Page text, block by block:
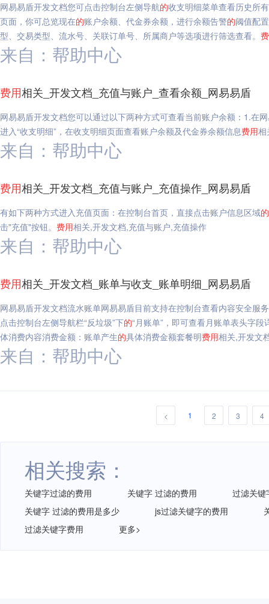
网易易盾开发文档您可点击控制台左侧导航的收支明细菜单查看历史所
页面，你可总览现在的账户余额、代金券余额，进行余额告警的阈值配
型、交易类型、流水号、关联订单号、所属商户等选项进行筛选查看。
来自：帮助中心
费用相关_开发文档_充值与账户_查看余额_网易易盾
网易易盾开发文档您可以通过以下两种方式可查看当前账户余额：1.在
进入“收支明细”，在收支明细页面查看账户余额及代金券余额信息费用相
来自：帮助中心
费用相关_开发文档_充值与账户_充值操作_网易易盾
有如下两种方式进入充值页面：在控制台首页，直接点击账户信息区域的
击"充值"按钮。 费用相关,开发文档,充值与账户,充值操作
来自：帮助中心
费用相关_开发文档_账单与收支_账单明细_网易易盾
网易易盾开发文档流水账单网易易盾目前支持在控制台查看内容安全服务
点击控制台左侧导航栏“反垃圾”下的“月账单”，即可查看月账单表头字
体消费内容消费金额：账单产生的具体消费金额套餐明费用相关,开发文
来自：帮助中心
< 1 2 3 4
相关搜索：
关键字过滤的费用 关键字 过滤的费用
过滤关键
关键字 过滤的费用是多少
js过滤关键字的费用
过滤关键字费用
更多>